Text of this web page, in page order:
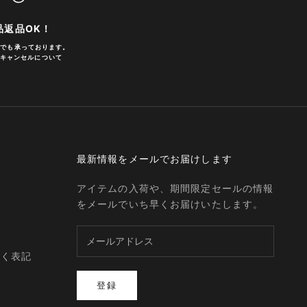
返品OK！
も承っております。
ャンセルについて
表記
最新情報をメールでお届けします
アイテムの入荷や、期間限定セールの情報
をメールでいち早くお届けいたします。
登録